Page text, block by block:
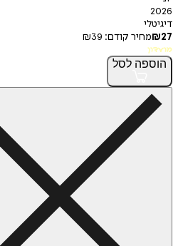
קודם:
₪39
לסל